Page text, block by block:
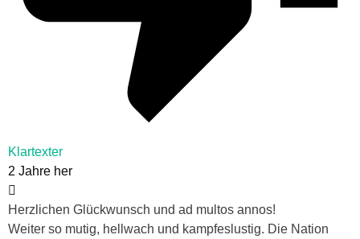
Klartexter
2 Jahre her
Herzlichen Glückwunsch und ad multos annos!
Weiter so mutig, hellwach und kampfeslustig. Die Nation